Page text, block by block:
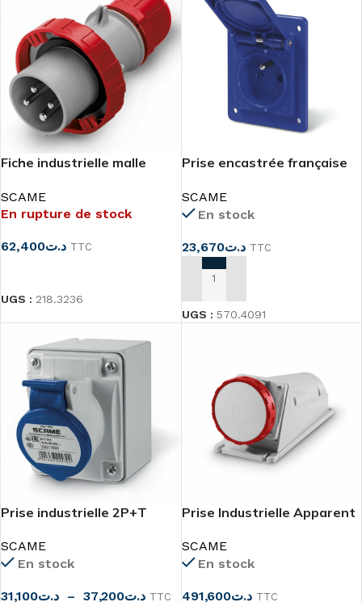
Fiche industrielle malle
SCAME
En rupture de stock
د.ت62,400
TTC
UGS : 218.3236
Prise encastrée française
SCAME
En stock
د.ت23,670 TTC
AJOUTER AU PANIER
UGS : 570.4091
Prise industrielle 2P+T
SCAME
En stock
د.ت31,100 – د.ت37,200 TTC
Prise Industrielle Apparent
SCAME
En stock
د.ت491,600 TTC